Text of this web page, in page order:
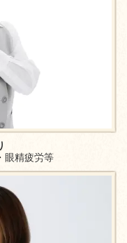
眼精疲労等